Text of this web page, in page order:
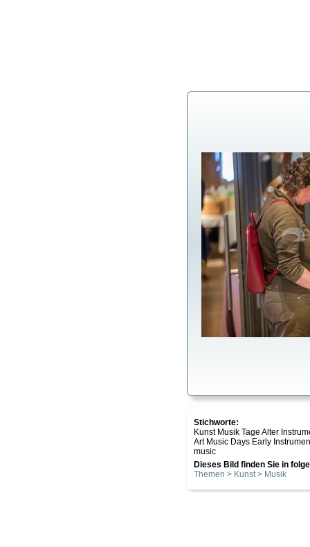
Stichworte:
Kunst Musik Tage Alter
Art Music Days Early
music
Dieses Bild finden Sie in
Themen > Kunst > Musik